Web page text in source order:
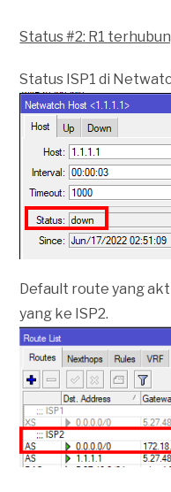
Status #2: R1
Status ISP1 di
Default route yang
yang ke ISP2.